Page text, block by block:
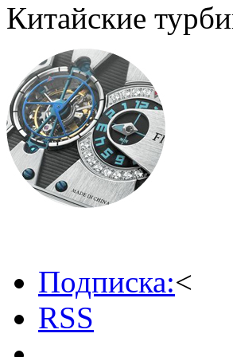
Китайские
Подписка:<
RSS